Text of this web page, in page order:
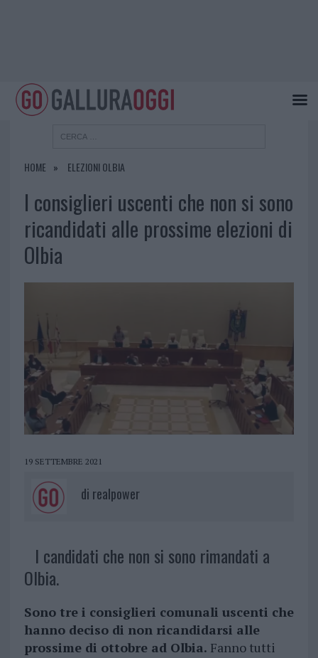
HOME ELEZIONI OLBIA
I consiglieri uscenti che non si sono
ricandidati alle prossime elezioni di
Olbia
19 SETTEMBRE 2021
di realpower
I candidati che non si sono rimandati a
Olbia.
Sono tre i consiglieri comunali uscenti che
hanno deciso di non ricandidarsi alle
prossime di ottobre ad Olbia. Fanno tutti